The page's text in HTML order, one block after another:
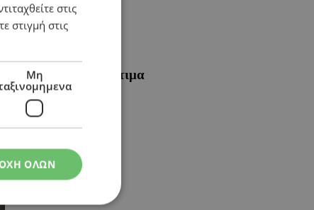
γίνεται με τα πρόστιμα
στις
στιγμή στις
Μη
ΟΛΩΝ